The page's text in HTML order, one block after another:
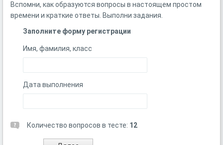
Вспомни, как образуются вопросы в настоящем простом
времени и краткие ответы. Выполни задания.
Заполните форму регистрации
Имя, фамилия, класс
Дата выполнения
Количество вопросов в тесте: 12